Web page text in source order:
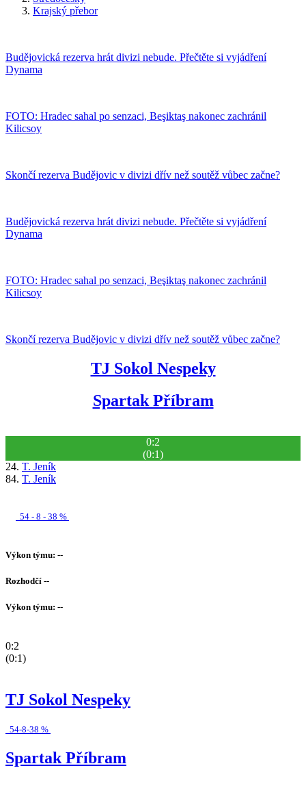
Krajský přebor
Budějovická rezerva hrát divizi nebude. Přečtěte si vyjádření
Dynama
FOTO: Hradec sahal po senzaci, Beşiktaş nakonec zachránil
Kilicsoy
Skončí rezerva Budějovic v divizi dřív než soutěž vůbec začne?
Budějovická rezerva hrát divizi nebude. Přečtěte si vyjádření
Dynama
FOTO: Hradec sahal po senzaci, Beşiktaş nakonec zachránil
Kilicsoy
Skončí rezerva Budějovic v divizi dřív než soutěž vůbec začne?
TJ Sokol Nespeky
Spartak Příbram
0:2
(0:1)
24. T. Jeník
84. T. Jeník
54 - 8 - 38 %
Výkon týmu: --
Rozhodčí --
Výkon týmu: --
0:2
(0:1)
TJ Sokol Nespeky
54-8-38 %
Spartak Příbram